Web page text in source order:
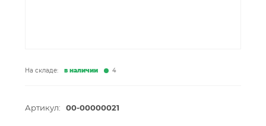
На складе: в наличии 4
Артикул: 00-00000021